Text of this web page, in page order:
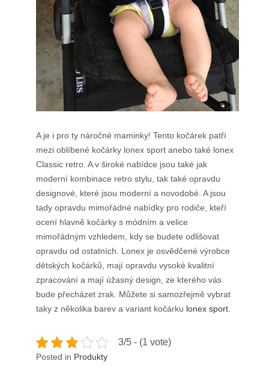
A je i pro ty náročné maminky! Tento kočárek patří
mezi oblíbené kočárky lonex sport anebo také lonex
Classic retro. A v široké nabídce jsou také jak
moderní kombinace retro stylu, tak také opravdu
designové, které jsou moderní a novodobé. A jsou
tady opravdu mimořádné nabídky pro rodiče, kteří
ocení hlavně kočárky s módním a velice
mimořádným vzhledem, kdy se budete odlišovat
opravdu od ostatních. Lonex je osvědčené výrobce
dětských kočárků, mají opravdu vysoké kvalitní
zpracování a mají úžasný design, ze kterého vás
bude přecházet zrak. Můžete si samozřejmě vybrat
taky z několika barev a variant kočárku lonex sport
3/5 - (1 vote)
Posted in Produkty